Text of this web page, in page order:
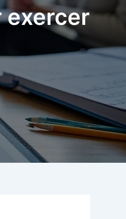
exercer